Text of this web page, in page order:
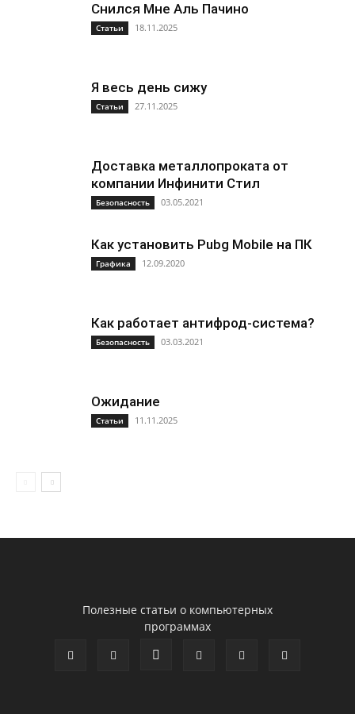
Снился Мне Аль Пачино
Статьи 18.11.2025
Я весь день сижу
Статьи 27.11.2025
Доставка металлопроката от
компании Инфинити Стил
Безопасность 03.05.2021
Как установить Pubg Mobile на ПК
Графика 12.09.2020
Как работает антифрод-система?
Безопасность 03.03.2021
Ожидание
Статьи 11.11.2025
Полезные статьи о компьютерных
программах